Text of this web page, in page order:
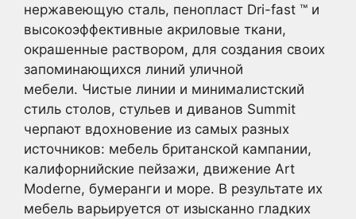
нержавеющую сталь, пенопласт Dri-fast ™ и
высокоэффективные акриловые ткани,
окрашенные раствором, для создания своих
запоминающихся линий уличной
мебели. Чистые линии и минималистский
стиль столов, стульев и диванов Summit
черпают вдохновение из самых разных
источников: мебель британской кампании,
калифорнийские пейзажи, движение Art
Moderne, бумеранги и море. В результате их
мебель варьируется от изысканно гладких